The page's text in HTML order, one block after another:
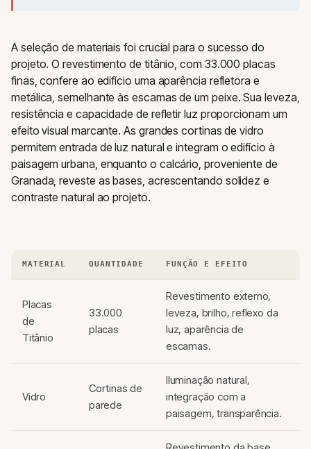
A seleção de materiais foi crucial para o sucesso do
projeto. O revestimento de titânio, com 33.000 placas
finas, confere ao edifício uma aparência refletora e
metálica, semelhante às escamas de um peixe. Sua leveza,
resistência e capacidade de refletir luz proporcionam um
efeito visual marcante. As grandes cortinas de vidro
permitem entrada de luz natural e integram o edifício à
paisagem urbana, enquanto o calcário, proveniente de
Granada, reveste as bases, acrescentando solidez e
contraste natural ao projeto.
MATERIAL QUANTIDADE FUNÇÃO E EFEITO
Placas
de
Titânio
33.000
placas
Revestimento externo,
leveza, brilho, reflexo da
luz, aparência de
escamas.
Vidro
Cortinas de
parede
Iluminação natural,
integração com a
paisagem, transparência.